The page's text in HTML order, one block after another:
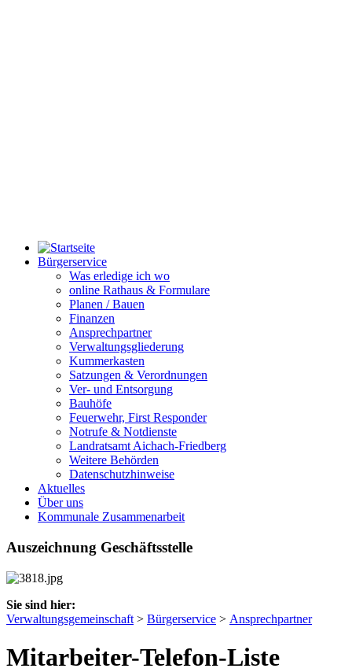
Bürgerservice
Was erledige ich wo
online Rathaus & Formulare
Planen / Bauen
Finanzen
Ansprechpartner
Verwaltungsgliederung
Kummerkasten
Satzungen & Verordnungen
Ver- und Entsorgung
Bauhöfe
Feuerwehr, First Responder
Notrufe & Notdienste
Landratsamt Aichach-Friedberg
Weitere Behörden
Datenschutzhinweise
Aktuelles
Über uns
Kommunale Zusammenarbeit
Auszeichnung Geschäftsstelle
Sie sind hier:
Verwaltungsgemeinschaft > Bürgerservice > Ansprechpartner
Mitarbeiter-Telefon-Liste